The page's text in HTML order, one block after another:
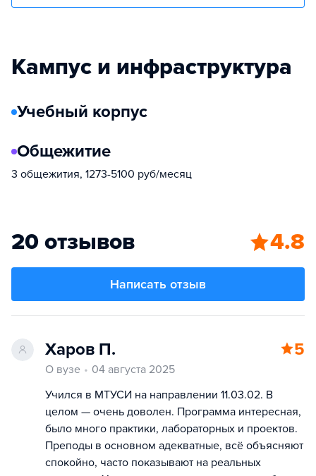
Кампус и инфраструктура
Учебный корпус
Общежитие
3 общежития, 1273-5100 руб/месяц
20 отзывов 4.8
Написать отзыв
Харов П. 5
О вузе
04 августа 2025
Учился в МТУСИ на направлении 11.03.02. В
целом — очень доволен. Программа интересная,
было много практики, лабораторных и проектов.
Преподы в основном адекватные, всё объясняют
спокойно, часто показывают на реальных